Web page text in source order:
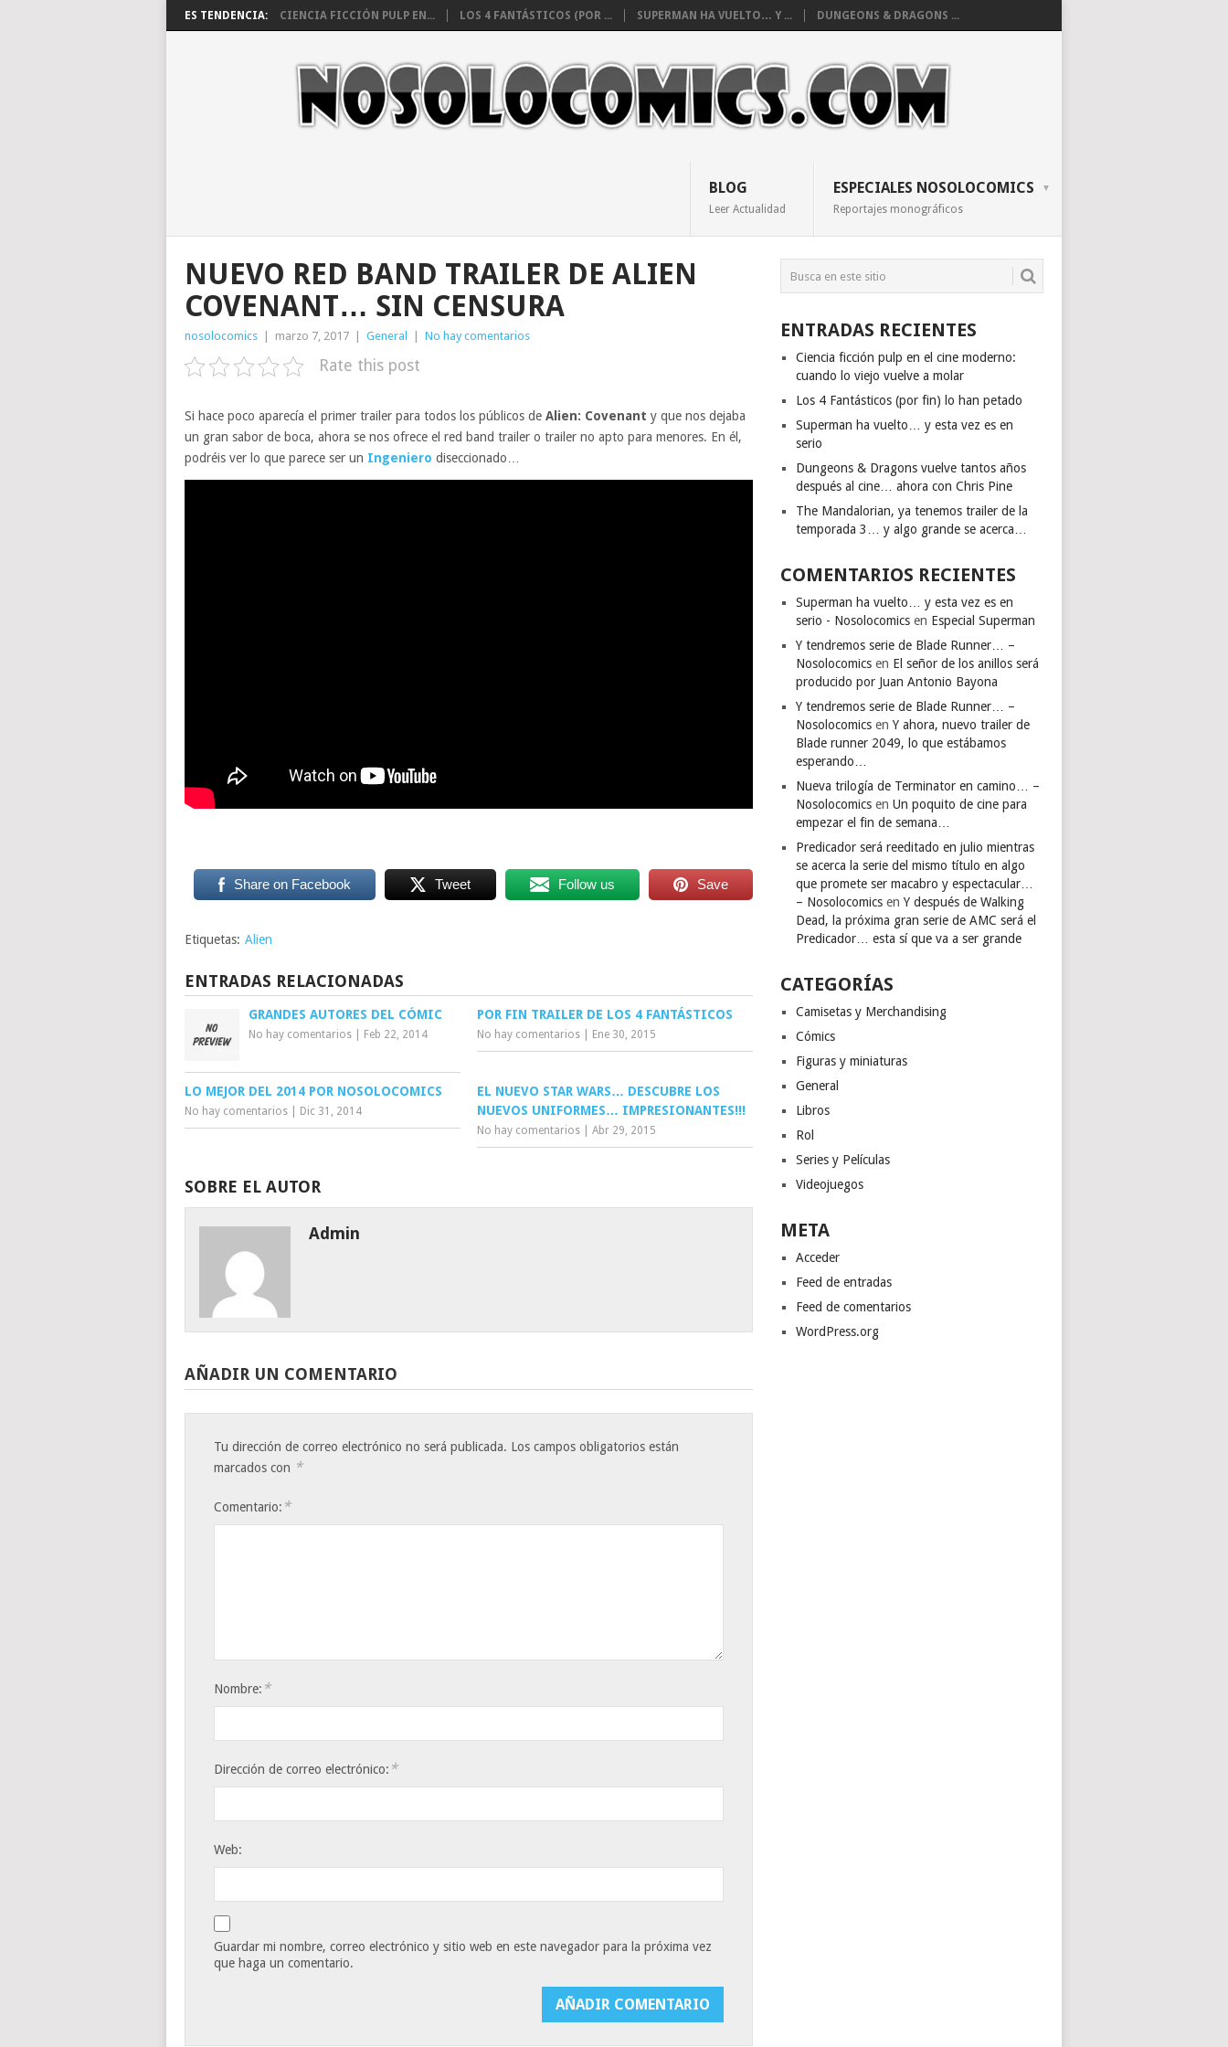
ES TENDENCIA: CIENCIA FICCIÓN PULP EN... LOS 4 FANTÁSTICOS (POR ... SUPERMAN HA VUELTO… Y ... DUNGEONS & DRAGONS ...
BLOG
Leer Actualidad
ESPECIALES NOSOLOCOMICS
Reportajes monográficos
NUEVO RED BAND TRAILER DE ALIEN
COVENANT… SIN CENSURA
nosolocomics marzo 7, 2017 General No hay comentarios
Rate this post
Si hace poco aparecía el primer trailer para todos los públicos de Alien: Covenant y que nos dejaba
un gran sabor de boca, ahora se nos ofrece el red band trailer o trailer no apto para menores. En él,
podréis ver lo que parece ser un Ingeniero diseccionado…
Share on Facebook Tweet Follow us Save
Etiquetas: Alien
ENTRADAS RELACIONADAS
GRANDES AUTORES DEL CÓMIC
No hay comentarios Feb 22, 2014
POR FIN TRAILER DE LOS 4 FANTÁSTICOS
No hay comentarios Ene 30, 2015
LO MEJOR DEL 2014 POR NOSOLOCOMICS
No hay comentarios Dic 31, 2014
EL NUEVO STAR WARS… DESCUBRE LOS
NUEVOS UNIFORMES… IMPRESIONANTES!!!
No hay comentarios |Abr 29, 2015
SOBRE EL AUTOR
Admin
AÑADIR UN COMENTARIO
Tu dirección de correo electrónico no será publicada. Los campos obligatorios están
marcados con *
Comentario: *
Nombre: *
Dirección de correo electrónico: *
Web:
Guardar mi nombre, correo electrónico y sitio web en este navegador para la próxima vez
que haga un comentario.
ENTRADAS RECIENTES
Ciencia ficción pulp en el cine moderno:
cuando lo viejo vuelve a molar
Los 4 Fantásticos (por fin) lo han petado
Superman ha vuelto… y esta vez es en
serio
Dungeons & Dragons vuelve tantos años
después al cine… ahora con Chris Pine
The Mandalorian, ya tenemos trailer de la
temporada 3… y algo grande se acerca…
COMENTARIOS RECIENTES
Superman ha vuelto… y esta vez es en
serio - Nosolocomics en Especial Superman
Y tendremos serie de Blade Runner… –
Nosolocomics en El señor de los anillos será
producido por Juan Antonio Bayona
Y tendremos serie de Blade Runner… –
Nosolocomics enY ahora, nuevo trailer de
Blade runner 2049, lo que estábamos
esperando…
Nueva trilogía de Terminator en camino… –
Nosolocomics enUn poquito de cine para
empezar el fin de semana…
Predicador será reeditado en julio mientras
se acerca la serie del mismo título en algo
que promete ser macabro y espectacular…
– Nosolocomics enY después de Walking
Dead, la próxima gran serie de AMC será el
Predicador… esta sí que va a ser grande
CATEGORÍAS
Camisetas y Merchandising
Cómics
Figuras y miniaturas
General
Libros
Rol
Series y Películas
Videojuegos
META
Acceder
Feed de entradas
Feed de comentarios
WordPress.org